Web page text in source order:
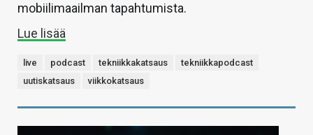
mobiilimaailman tapahtumista.
Lue lisää
live podcast tekniikkakatsaus
tekniikkapodcast
uutiskatsaus
viikkokatsaus